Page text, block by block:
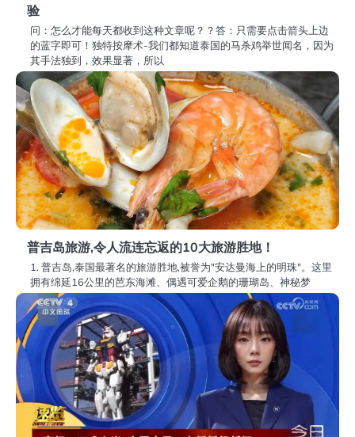
验
问：怎么才能每天都收到这种文章呢？？答：只需要点击箭头上边
的蓝字即可！独特按摩术-我们都知道泰国的马杀鸡举世闻名，因为
其手法独到，效果显著，所以
普吉岛旅游,令人流连忘返的10大旅游胜地！
1. 普吉岛,泰国最著名的旅游胜地,被誉为"安达曼海上的明珠"。这里
拥有绵延16公里的芭东海滩、偶遇可爱企鹅的珊瑚岛、神秘梦